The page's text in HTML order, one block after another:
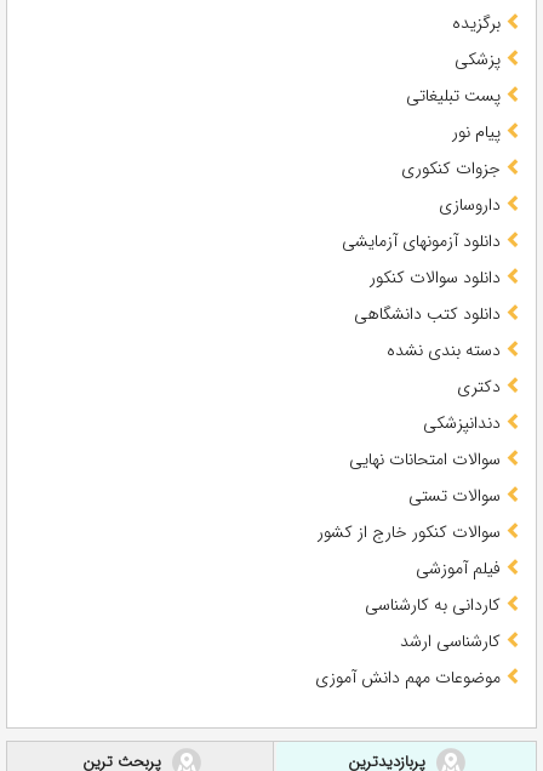
برگزیده
پزشکی
پست تبلیغاتی
پیام نور
جزوات کنکوری
داروسازی
دانلود آزمونهای آزمایشی
دانلود سوالات کنکور
دانلود کتب دانشگاهی
دسته بندی نشده
دکتری
دندانپزشکی
سوالات امتحانات نهایی
سوالات تستی
سوالات کنکور خارج از کشور
فیلم آموزشی
کاردانی به کارشناسی
کارشناسی ارشد
موضوعات مهم دانش آموزی
پربازدیدترین پربحث ترین